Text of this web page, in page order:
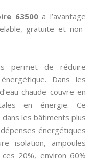
63500a l’avantage
gratuite et non-
permet de réduire
Dans les
chaude couvre en
en énergie. Ce
les bâtiments plus
énergétiques
isolation, ampoules
20%, environ 60%